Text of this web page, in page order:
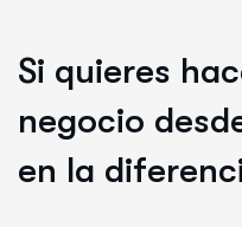
Si quieres
negocio
en la